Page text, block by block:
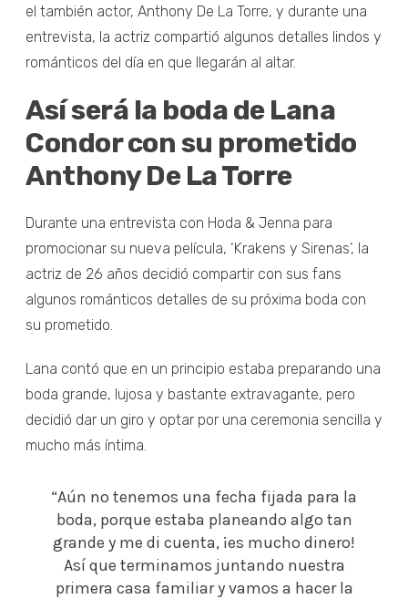
el también actor, Anthony De La Torre, y durante una
entrevista, la actriz compartió algunos detalles lindos y
románticos del día en que llegarán al altar.
Así será la boda de Lana
Condor con su prometido
Anthony De La Torre
Durante una entrevista con Hoda & Jenna para
promocionar su nueva película, ‘Krakens y Sirenas’, la
actriz de 26 años decidió compartir con sus fans
algunos románticos detalles de su próxima boda con
su prometido.
Lana contó que en un principio estaba preparando una
boda grande, lujosa y bastante extravagante, pero
decidió dar un giro y optar por una ceremonia sencilla y
mucho más íntima.
“Aún no tenemos una fecha fijada para la
boda, porque estaba planeando algo tan
grande y me di cuenta, ¡es mucho dinero!
Así que terminamos juntando nuestra
primera casa familiar y vamos a hacer la